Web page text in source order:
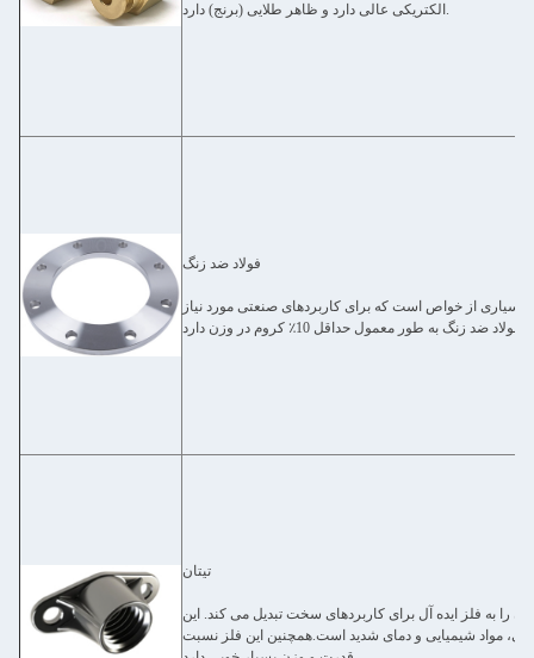
الکتریکی عالی دارد و ظاهر طلایی (برنج) دارد.
فولاد ضد زنگ
بسیاری از خواص است که برای کاربردهای صنعتی مورد نیاز
تیتان
را به فلز ایده آل برای کاربردهای سخت تبدیل می کند. این
مواد شیمیایی و دمای شدید است.همچنین این فلز نسبت